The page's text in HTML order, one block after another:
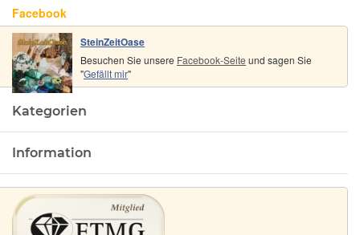
Facebook
SteinZeitOase
Besuchen Sie unsere Facebook-Seite und sagen Sie
"Gefällt mir"
Kategorien
Information